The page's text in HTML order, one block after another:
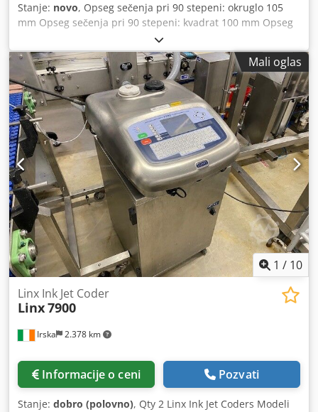
Stanje: novo, Opseg sečenja pri 90 stepeni: okruglo 105
mm Opseg sečenja pri 90 stepeni: kvadrat 100 mm Opseg
sečenja pri 90 stepeni: pravougaonik 100 x 105 mm
Dimenzije testere: 1335 x 13 x 0,65 mm Dimenzije D x Š x V:
650 x 310 x 300 mm Brzina trake: 30 - 80 m/min Ukupna
potrebna snaga: 0,95 kW Dcodpefv Aq Rsfx Ac Uek Težina
mašine cca 18 kg Akcijska cena!! Berg & Schmid - Montažna
trakasta testera PBS 90 ESC Snažna i posebno robusna
trakasta testera za metal sa radnim stolom od
aluminijumske livene legure i besprekidno podesivom
brzinom sečenja za kose rezove do 60° Udeo troškova
transporta: 25,-EUR Slike su od identičnog modela PBS 110.
Mali oglas
1 / 10
Irska 2.378 km
Linx Ink Jet Coder
Linx7900
Informacije o ceni Pozvati
Stanje: dobro (polovno), Qty 2 Linx Ink Jet Coders Modeli